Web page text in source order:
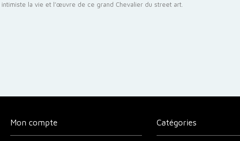
la vie et l’œuvre de ce grand Chevalier du street art.
Mon compte Catégories